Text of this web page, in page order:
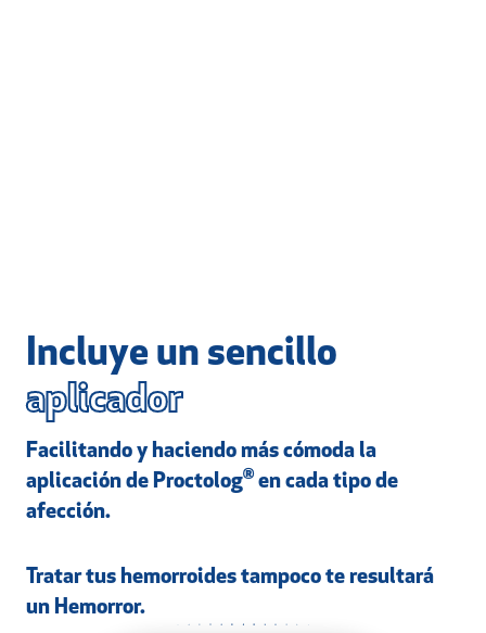
Incluye un sencillo
aplicador
Facilitando y haciendo más cómoda la
aplicación de Proctolog® en cada tipo de
afección.
Tratar tus hemorroides tampoco te resultará
un Hemorror.